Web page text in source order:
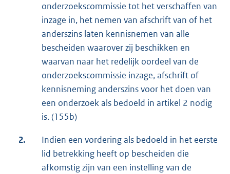
onderzoekscommissie tot het verschaffen van
inzage in, het nemen van afschrift van of het
anderszins laten kennisnemen van alle
bescheiden waarover zij beschikken en
waarvan naar het redelijk oordeel van de
onderzoekscommissie inzage, afschrift of
kennisneming anderszins voor het doen van
een onderzoek als bedoeld in artikel 2 nodig
is. (155b)
2.
Indien een vordering als bedoeld in het eerste
lid betrekking heeft op bescheiden die
afkomstig zijn van een instelling van de